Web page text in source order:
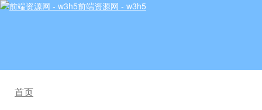
前端资源网 - w3h5
首页